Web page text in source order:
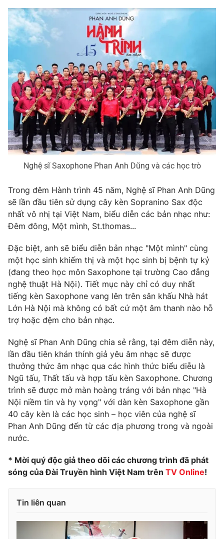
Sản phẩm
Thị trường
Tư vấn
Lịch phát sóng
Chuyên mục khác
Emagazine Podcast
Photo Infographic
Video Shorts video
VTV Money VTV Thể thao
VTV Sức khoẻ Bất động sản
Thị trường 24h Tấm lòng Việt
VTV4 Vươn mình bằng AI
VTV9 VTV8
Liên hệ tòa soạn English
THỜI BÁO VTV
Theo dõi báo trên
Cơ quan chủ quản:
Giấy phép hoạt động báo in và báo điện tử số 483/GP-BTTTT
cấp ngày 29/12/2023
Phó Tổng Biên tập:
024.38 355 931 - 024.38 355 932
Nghệ sĩ Saxophone Phan Anh Dũng và các học trò
Trong đêm Hành trình 45 năm, Nghệ sĩ Phan Anh Dũng
sẽ lần đầu tiên sử dụng cây kèn Sopranino Sax độc
nhất vô nhị tại Việt Nam, biểu diễn các bản nhạc như:
Đêm đông, Một mình, St.thomas...
Đặc biệt, anh sẽ biểu diễn bản nhạc "Một mình" cùng
một học sinh khiếm thị và một học sinh bị bệnh tự kỷ
(đang theo học môn Saxophone tại trường Cao đẳng
nghệ thuật Hà Nội). Tiết mục này chỉ có duy nhất
tiếng kèn Saxophone vang lên trên sân khấu Nhà hát
Lớn Hà Nội mà không có bất cứ một âm thanh nào hỗ
trợ hoặc đệm cho bản nhạc.
Nghệ sĩ Phan Anh Dũng chia sẻ rằng, tại đêm diễn này,
lần đầu tiên khán thính giả yêu âm nhạc sẽ được
thưởng thức âm nhạc qua các hình thức biểu diễu là
Ngũ tấu, Thất tấu và hợp tấu kèn Saxophone. Chương
trình sẽ được mở màn hoàng tráng với bản nhạc "Hà
Nội niềm tin và hy vọng" với dàn kèn Saxophone gần
40 cây kèn là các học sinh – học viên của nghệ sĩ
Phan Anh Dũng đến từ các địa phương trong và ngoài
nước.
* Mời quý độc giả theo dõi các chương trình đã phát
sóng của Đài Truyền hình Việt Nam trên TV Online!
Tin liên quan